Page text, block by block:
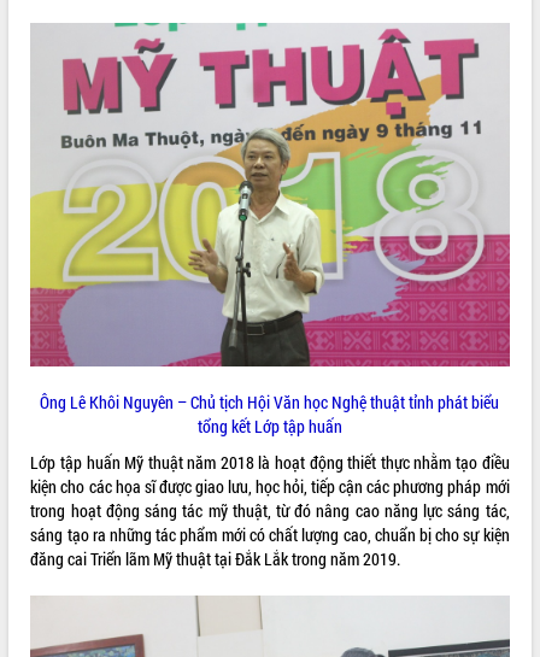
Trailer Lễ hội Sầu riêng Đắk Lắk năm
2026
Khám bệnh, cấp phát thuốc miễn phí
và tặng quà người dân xã Cư Pui
Hội nghị UBND tỉnh Đắk Lắk thường kỳ
tháng 7/2026
Lễ truy tặng danh hiệu “Bà Mẹ Việt
Nam Anh hùng” và trao Huân chương
Lao động
UBND tỉnh Đắk Lắk triển khai nhiệm
ALBUM ẢNH
Ông Lê Khôi Nguyên – Chủ tịch Hội Văn học Nghệ thuật tỉnh phát biểu
tổng kết Lớp tập huấn
Lớp tập huấn Mỹ thuật năm 2018 là hoạt động thiết thực nhằm tạo điều
kiện cho các họa sĩ được giao lưu, học hỏi, tiếp cận các phương pháp mới
trong hoạt động sáng tác mỹ thuật, từ đó nâng cao năng lực sáng tác,
sáng tạo ra những tác phẩm mới có chất lượng cao, chuẩn bị cho sự kiện
đăng cai Triển lãm Mỹ thuật tại Đắk Lắk trong năm 2019.